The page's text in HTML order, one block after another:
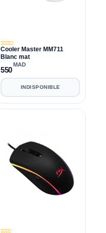
Cooler Master MM711
Blanc mat
550
MAD
INDISPONIBLE